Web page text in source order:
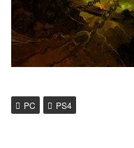
PC PS4